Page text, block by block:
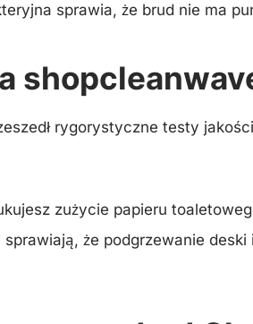
sprawia, że brud nie ma
rygorystyczne testy
zużycie papieru
że podgrzewanie